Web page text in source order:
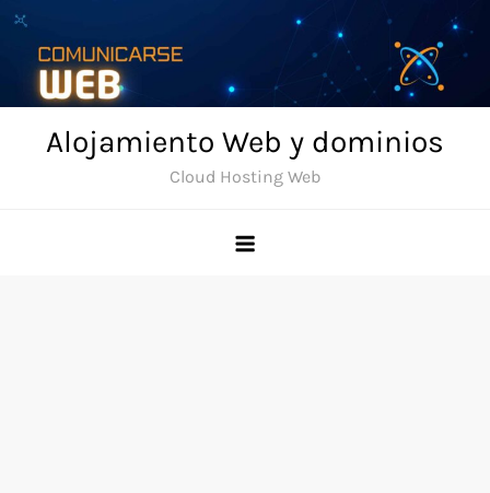
Skip
content
Alojamiento Web y dominios
Cloud Hosting Web